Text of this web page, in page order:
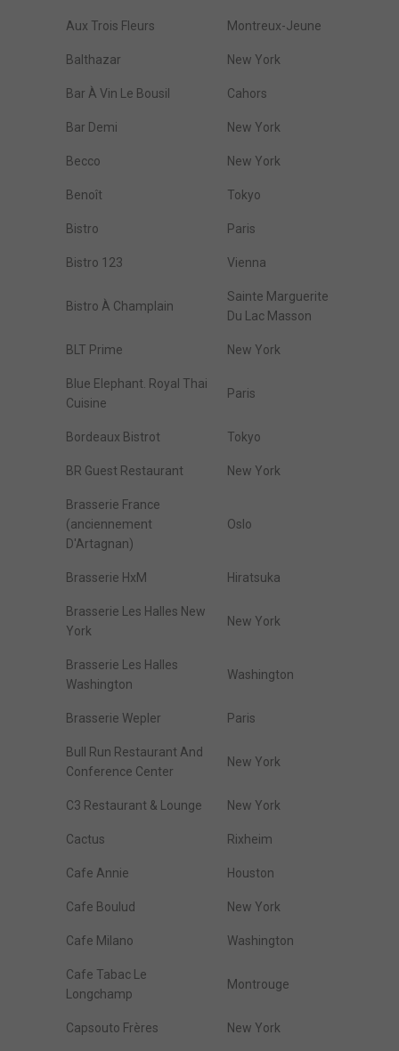
Aux Trois Fleurs Montreux-Jeune
Balthazar New York
Bar À Vin Le Bousil Cahors
Bar Demi New York
Becco New York
Benoît Tokyo
Bistro Paris
Bistro 123 Vienna
Bistro À Champlain
Sainte Marguerite
Du Lac Masson
BLT Prime New York
Blue Elephant. Royal Thai
Cuisine
Paris
Bordeaux Bistrot Tokyo
BR Guest Restaurant New York
Brasserie France
(anciennement
D'Artagnan)
Oslo
Brasserie HxM Hiratsuka
Brasserie Les Halles New
York
New York
Brasserie Les Halles
Washington
Washington
Brasserie Wepler Paris
Bull Run Restaurant And
Conference Center
New York
C3 Restaurant & Lounge New York
Cactus Rixheim
Cafe Annie Houston
Cafe Boulud New York
Cafe Milano Washington
Cafe Tabac Le
Longchamp
Montrouge
Capsouto Frères New York